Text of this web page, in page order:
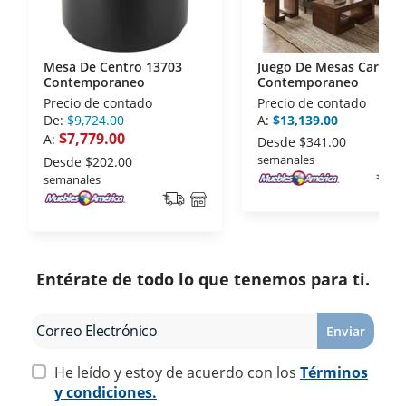
Mesa De Centro 13703
Contemporaneo
Precio de contado
De: $9,724.00
A: $7,779.00
Desde $202.00
semanales
Juego De Mesas Caribe
Contemporaneo
Precio de contado
A: $13,139.00
Desde $341.00
semanales
Entérate de todo lo que tenemos para ti.
Enviar
He leído y estoy de acuerdo con los Términos
y condiciones.